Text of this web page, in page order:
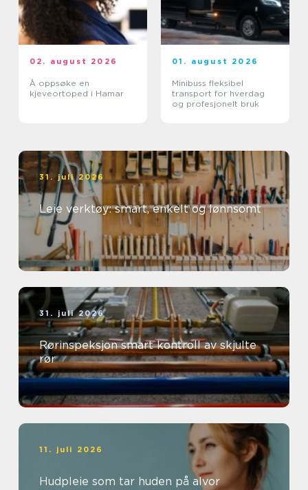
02. august 2026
Å oppsøke en
kjeveortoped i Hamar
01. august 2026
Minibuss fleksibel
transport for hverdag
og profesjonelt bruk
31. juli 2026
Leie verktøy: smart, enkelt og lønnsomt
31. juli 2026
Rørinspeksjon smart kontroll av skjulte
rør
11. juli 2026
Hudpleie som tar huden på alvor